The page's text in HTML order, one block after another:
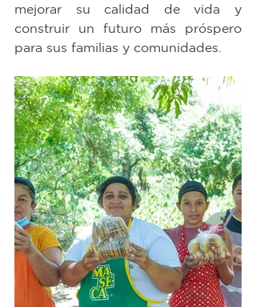
mejorar su calidad de vida y
construir un futuro más próspero
para sus familias y comunidades.